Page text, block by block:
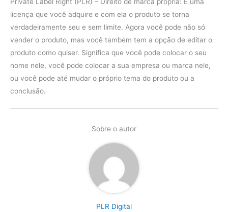
Private Label Right (PLR) – Direito de marca própria: É uma
licença que você adquire e com ela o produto se torna
verdadeiramente seu e sem limite. Agora você pode não só
vender o produto, mas você também tem a opção de editar o
produto como quiser. Significa que você pode colocar o seu
nome nele, você pode colocar a sua empresa ou marca nele,
ou você pode até mudar o próprio tema do produto ou a
conclusão.
Sobre o autor
PLR Digital